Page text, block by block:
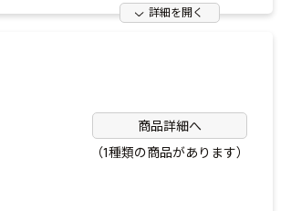
詳細を開く
商品詳細へ
（1種類の商品があります）